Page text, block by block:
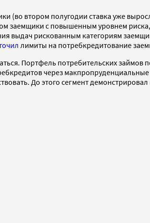
втором полугодии ставка уже
заемщики с повышенным уровнем
выдач рискованным категориям
лимиты на потребкредитование
Портфель потребительских займов
через
До этого сегмент